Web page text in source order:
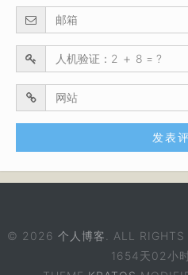
© 2026 个人博客 . ALL
1654天02小